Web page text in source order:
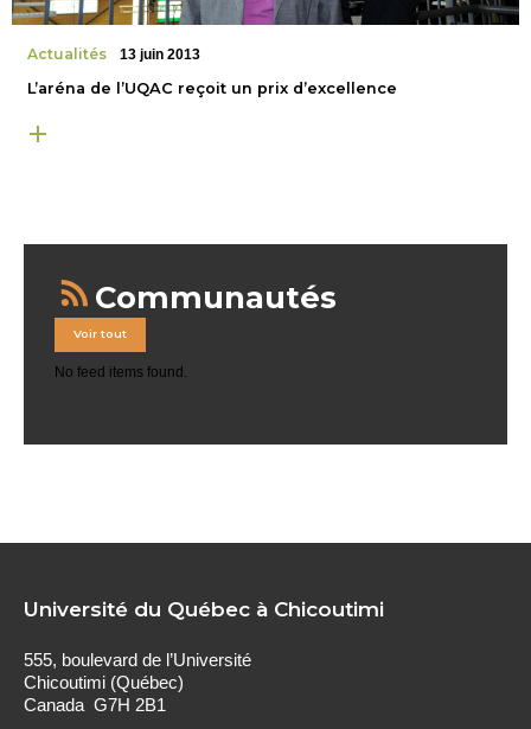
Actualités 13 juin 2013
L’aréna de l’UQAC reçoit un prix d’excellence
Communautés
Voir tout
No feed items found.
Université du Québec à Chicoutimi
555, boulevard de l’Université
Chicoutimi (Québec)
Canada G7H 2B1